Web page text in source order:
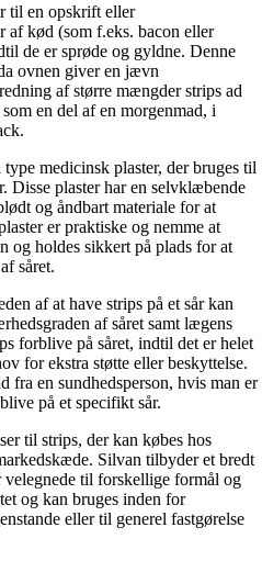
til en opskrift eller
af kød (som f.eks. bacon eller
de er sprøde og gyldne. Denne
ovnen giver en jævn
af større mængder strips ad
en del af en morgenmad, i
medicinsk plaster, der bruges til
Disse plaster har en selvklæbende
og åndbart materiale for at
er praktiske og nemme at
og holdes sikkert på plads for at
såret.
af at have strips på et sår kan
af såret samt lægens
forblive på såret, indtil det er helet
for ekstra støtte eller beskyttelse.
fra en sundhedsperson, hvis man er
på et specifikt sår.
til strips, der kan købes hos
Silvan tilbyder et bredt
til forskellige formål og
og kan bruges inden for
eller til generel fastgørelse